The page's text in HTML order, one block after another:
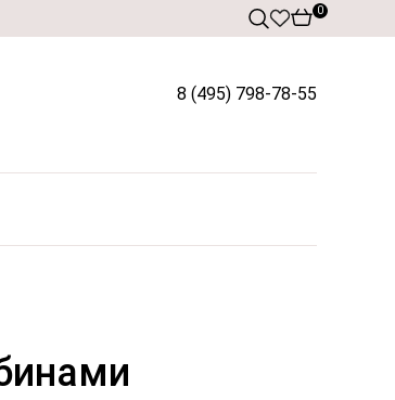
0
8 (495) 798-78-55